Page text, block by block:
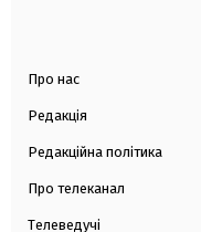
Про нас
Редакція
Редакційна політика
Про телеканал
Телеведучі